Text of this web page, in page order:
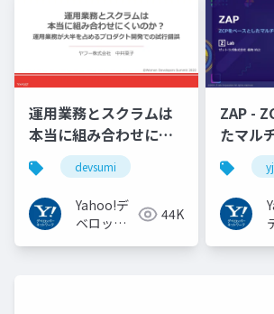
運用業務とスクラムは
本当に組み合わせにく
いのか︖運用業務が大
半を占めるプロダクト
開発での試行錯誤
devsumi
Yahoo!デ
ベロッパ
44K
ZAP -
たマル
ーショ
#YJTC /